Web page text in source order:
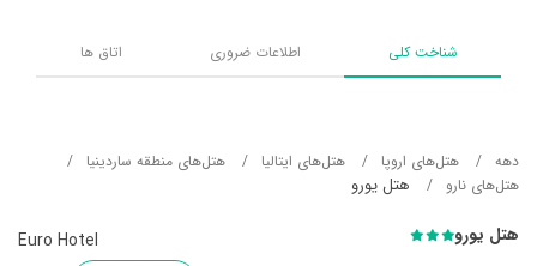
شناخت کلی اطلاعات ضروری اتاق ها
دهه هتل‌های اروپا هتل‌های ایتالیا
هتل‌های منطقه ساردینیا
هتل‌های نارو
هتل یورو
هتل یورو Euro Hotel